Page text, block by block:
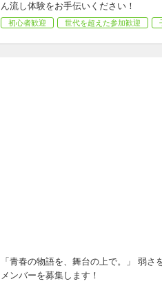
ん流し体験をお手伝いください！
初心者歓迎 世代を超えた参加歓迎
「青春の物語を、舞台の上で。」 弱
メンバーを募集します！